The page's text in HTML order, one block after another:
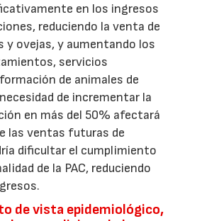
en los ingresos
reduciendo la venta de
y ovejas, y aumentando los
servicios
de animales de
de incrementar la
en más del 50% afectará
las ventas futuras de
dificultar el cumplimiento
de la PAC, reduciendo
de vista epidemiológico,